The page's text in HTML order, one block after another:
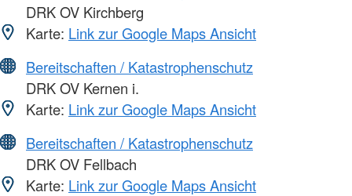
DRK OV Kirchberg
Karte: Link zur Google Maps Ansicht
Bereitschaften / Katastrophenschutz
DRK OV Kernen i.
Karte: Link zur Google Maps Ansicht
Bereitschaften / Katastrophenschutz
DRK OV Fellbach
Karte: Link zur Google Maps Ansicht